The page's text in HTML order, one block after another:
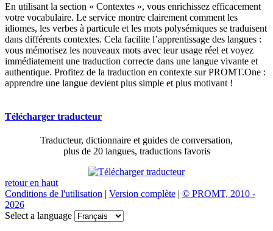
En utilisant la section « Contextes », vous enrichissez efficacement
votre vocabulaire. Le service montre clairement comment les
idiomes, les verbes à particule et les mots polysémiques se traduisent
dans différents contextes. Cela facilite l’apprentissage des langues :
vous mémorisez les nouveaux mots avec leur usage réel et voyez
immédiatement une traduction correcte dans une langue vivante et
authentique. Profitez de la traduction en contexte sur PROMT.One :
apprendre une langue devient plus simple et plus motivant !
Télécharger traducteur
Traducteur, dictionnaire et guides de conversation,
plus de 20 langues, traductions favoris
retour en haut
Conditions de l'utilisation | Version complète | © PROMT, 2010 -
2026
Select a language